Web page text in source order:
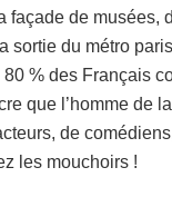
façade de musées,
sortie du métro
80 % des Français
que l’homme de
de
les mouchoirs !